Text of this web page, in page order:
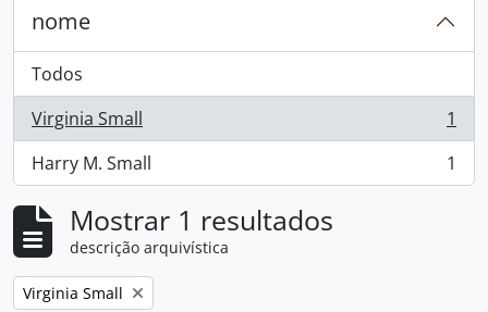
nome
Todos
Virginia Small
, 1 resultados
1
Harry M. Small
, 1 resultados 1
Mostrar 1 resultados
descrição arquivística
Remove filter:
Virginia Small